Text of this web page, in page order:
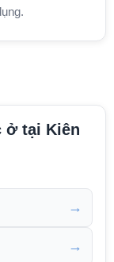
ở tại Kiên
→
→